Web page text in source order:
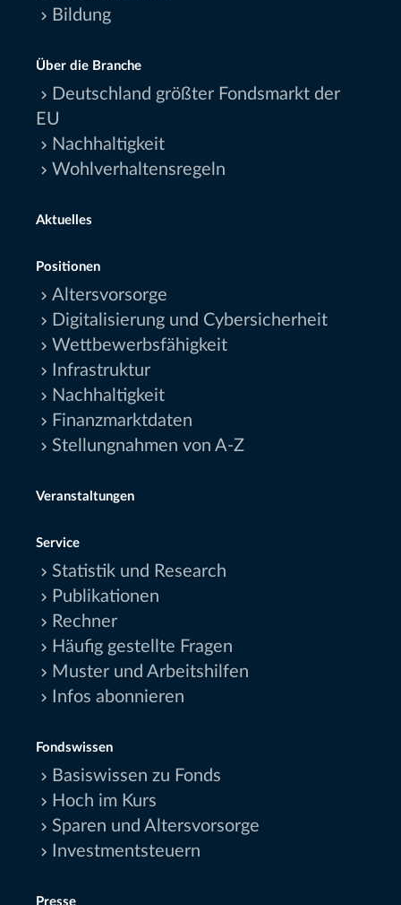
Bildung
Über die Branche
Deutschland größter Fondsmarkt der
EU
Nachhaltigkeit
Wohlverhaltensregeln
Aktuelles
Positionen
Altersvorsorge
Digitalisierung und Cybersicherheit
Wettbewerbsfähigkeit
Infrastruktur
Nachhaltigkeit
Finanzmarktdaten
Stellungnahmen von A-Z
Veranstaltungen
Service
Statistik und Research
Publikationen
Rechner
Häufig gestellte Fragen
Muster und Arbeitshilfen
Infos abonnieren
Fondswissen
Basiswissen zu Fonds
Hoch im Kurs
Sparen und Altersvorsorge
Investmentsteuern
Presse